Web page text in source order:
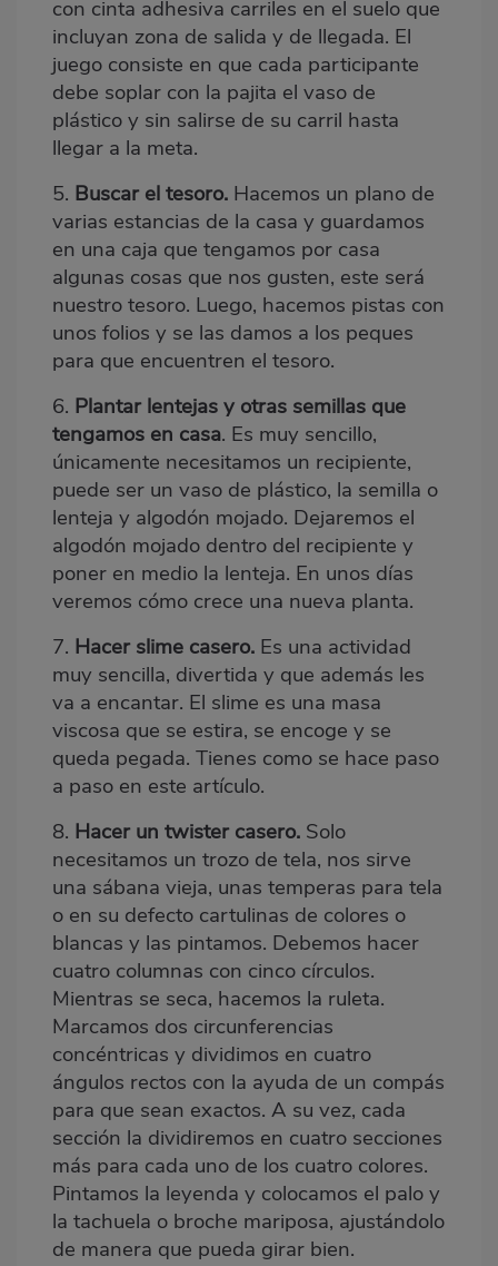
con cinta adhesiva carriles en el suelo que
incluyan zona de salida y de llegada. El
juego consiste en que cada participante
debe soplar con la pajita el vaso de
plástico y sin salirse de su carril hasta
llegar a la meta.
5. Buscar el tesoro. Hacemos un plano de
varias estancias de la casa y guardamos
en una caja que tengamos por casa
algunas cosas que nos gusten, este será
nuestro tesoro. Luego, hacemos pistas con
unos folios y se las damos a los peques
para que encuentren el tesoro.
6. Plantar lentejas y otras semillas que
tengamos en casa. Es muy sencillo,
únicamente necesitamos un recipiente,
puede ser un vaso de plástico, la semilla o
lenteja y algodón mojado. Dejaremos el
algodón mojado dentro del recipiente y
poner en medio la lenteja. En unos días
veremos cómo crece una nueva planta.
7. Hacer slime casero. Es una actividad
muy sencilla, divertida y que además les
va a encantar. El slime es una masa
viscosa que se estira, se encoge y se
queda pegada. Tienes como se hace paso
a paso en este artículo.
8. Hacer un twister casero. Solo
necesitamos un trozo de tela, nos sirve
una sábana vieja, unas temperas para tela
o en su defecto cartulinas de colores o
blancas y las pintamos. Debemos hacer
cuatro columnas con cinco círculos.
Mientras se seca, hacemos la ruleta.
Marcamos dos circunferencias
concéntricas y dividimos en cuatro
ángulos rectos con la ayuda de un compás
para que sean exactos. A su vez, cada
sección la dividiremos en cuatro secciones
más para cada uno de los cuatro colores.
Pintamos la leyenda y colocamos el palo y
la tachuela o broche mariposa, ajustándolo
de manera que pueda girar bien.